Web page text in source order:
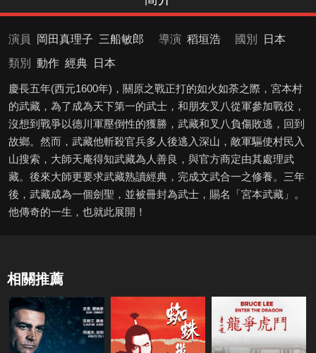
演員 岡田真理子 三船敏郎 導演 稻垣浩 國別
日本
類別
動作 經典 日本
慶長五年(西元1600年)，關原之戰正打的如火如荼之際，宮本村
的武藏，為了成為天下第一的武士，和朋友叉八從軍參加戰役，
沒想到戰爭以德川軍壓倒性的獲勝，武藏和叉八負傷敗逃，回到
故鄉。然而，武藏他斬殺官兵多人後逃入深山，敵軍驅使村民入
山搜索，大師天庵得知武藏為人善良，與官方商定由其處理武
藏。後來大師更要求武藏熟讀經典，完成文武合一之修養。三年
後，武藏成為一個劍聖，並被冊封為武士，賜名「宮本武藏」。
他傳奇的一生，也就此展開！
相關推薦